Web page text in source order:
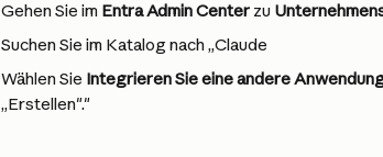
Gehen Sie im Entra Admin Center zu
Suchen Sie im Katalog nach „Claude
Wählen Sie Integrieren Sie eine andere
„Erstellen"."